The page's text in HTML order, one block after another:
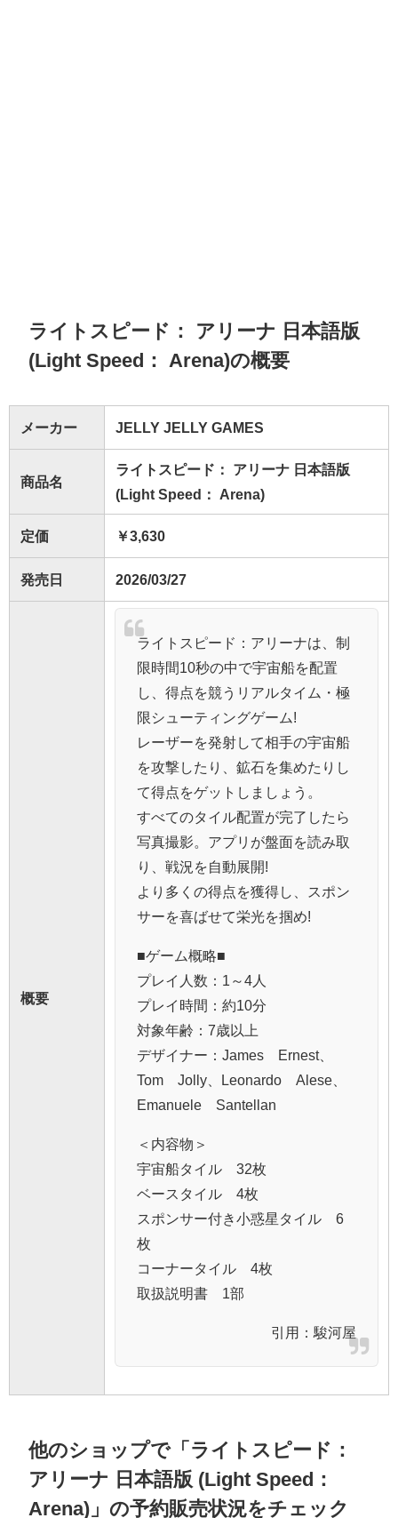
ライトスピード： アリーナ 日本語版
(Light Speed： Arena)の概要
メーカー JELLY JELLY GAMES
商品名
ライトスピード： アリーナ 日本語版
(Light Speed： Arena)
定価 ￥3,630
発売日 2026/03/27
概要
ライトスピード：アリーナは、制
限時間10秒の中で宇宙船を配置
し、得点を競うリアルタイム・極
限シューティングゲーム!
レーザーを発射して相手の宇宙船
を攻撃したり、鉱石を集めたりし
て得点をゲットしましょう。
すべてのタイル配置が完了したら
写真撮影。アプリが盤面を読み取
り、戦況を自動展開!
より多くの得点を獲得し、スポン
サーを喜ばせて栄光を掴め!
■ゲーム概略■
プレイ人数：1～4人
プレイ時間：約10分
対象年齢：7歳以上
デザイナー：James Ernest、
Tom Jolly、Leonardo Alese、
Emanuele Santellan
＜内容物＞
宇宙船タイル 32枚
ベースタイル 4枚
スポンサー付き小惑星タイル 6
枚
コーナータイル 4枚
取扱説明書 1部
引用： 駿河屋
他のショップで「ライトスピード：
アリーナ 日本語版 (Light Speed：
Arena)」の予約販売状況をチェック